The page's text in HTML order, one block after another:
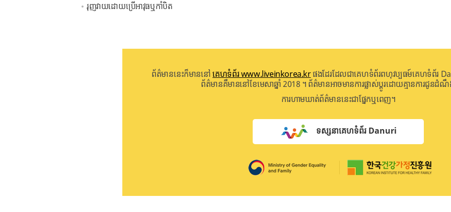
រុញវាយដោយប្រើអាវុធឬកាំបិត
ព័ត៌មាននេះក៏មាននៅគេហទំព័រ www.liveinkorea.krផងដែរដែលជាគេហទំព័រពហុវប្បធម៍គេហទំព័រ
ព័ត៌មានគឺមាននៅខែមេសាឆ្នាំ 2018 ។ ព័ត៌មានអាចមានការផ្លាស់ប្តូរដោយគ្មានការជូនដំ
ការហាមឃាត់ព័ត៌មាននេះជាផ្នែកឬពេញ។
ទស្សនាគេហទំព័រ Danuri